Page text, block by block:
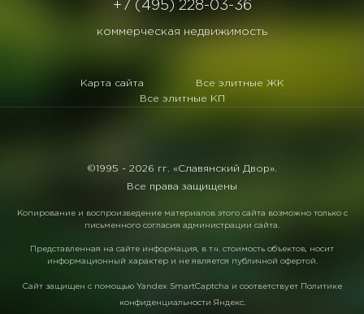
+7 (495) 228-03-36
коммерческая недвижимость
Карта сайта
Все элитные ЖК
Все элитные КП
©1995 - 2026 гг. «Славянский Двор».
Все права защищены
Копирование и воспроизведение материалов этого сайта возможно только с
письменного согласия администрации сайта.
Представленная на сайте информация, в т.ч. стоимость объектов, носит
информационный характер и не является публичной офертой.
Сайт защищен с помощью Yandex SmartCaptcha и соответствует Политике
конфиденциальности Яндекс.